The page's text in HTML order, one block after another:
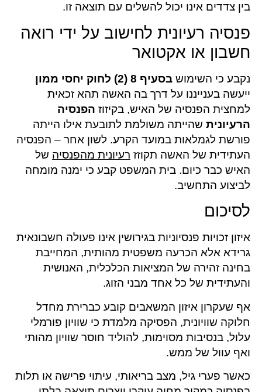
בין צדדים אינו יכול להשלים עם תוצאה זו.
פנסיה רעיונית לחישוב על ידי רואה
חשבון או אקטואר
נקבע כי השימוש בסעיף 8 (2) לחוק יחסי ממון
ייעשה בענייננו על דרך בה האשה תהא זכאית
למחצית הפנסיה של האיש, בקיזוז הפנסיה
הרעיונית שהייתה משולמת לתובעת אילו הייתה
פורשת לגמלאות במועד הקרע. לשון אחר – הפנסיה
העתידית של האשה תקוזז רעיונית מהפנסיה של
האיש כבר כיום. בית המשפט קבע כי ימנה מומחה
לביצוע התחשיב.
לסיכום
איזון זכויות פנסיוניות בגירושין אינו פעולה חשבונאית
גרידא אלא הכרעה משפטית מהותית, המחייבת
בחינה זהירה של המציאות הכלכלית, האנושית
והעתידית של כל אחד מבני הזוג.
אף שעקרון איזון המשאבים קובע כברירת מחדל
חלוקה שוויונית, הפסיקה מלמדת כי שוויון פורמלי
עלול, בנסיבות מסוימות, להוליד חוסר שוויון מהותי
ואף עוול של ממש.
כאשר פערי גיל, מצב בריאותי, עיתוי פרישה או תלות